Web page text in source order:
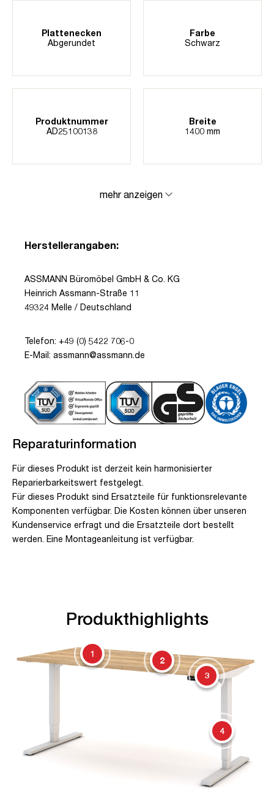
Plattenecken
Abgerundet
Farbe
Schwarz
Produktnummer
AD25100138
Breite
1400 mm
mehr anzeigen
Herstellerangaben:
ASSMANN Büromöbel GmbH & Co. KG
Heinrich Assmann-Straße 11
49324 Melle / Deutschland
Telefon: +49 (0) 5422 706-0
E-Mail: assmann@assmann.de
Reparaturinformation
Für dieses Produkt ist derzeit kein harmonisierter
Reparierbarkeitswert festgelegt.
Für dieses Produkt sind Ersatzteile für funktionsrelevante
Komponenten verfügbar. Die Kosten können über unseren
Kundenservice erfragt und die Ersatzteile dort bestellt
werden. Eine Montageanleitung ist verfügbar.
Produkthighlights
1
2
3
4